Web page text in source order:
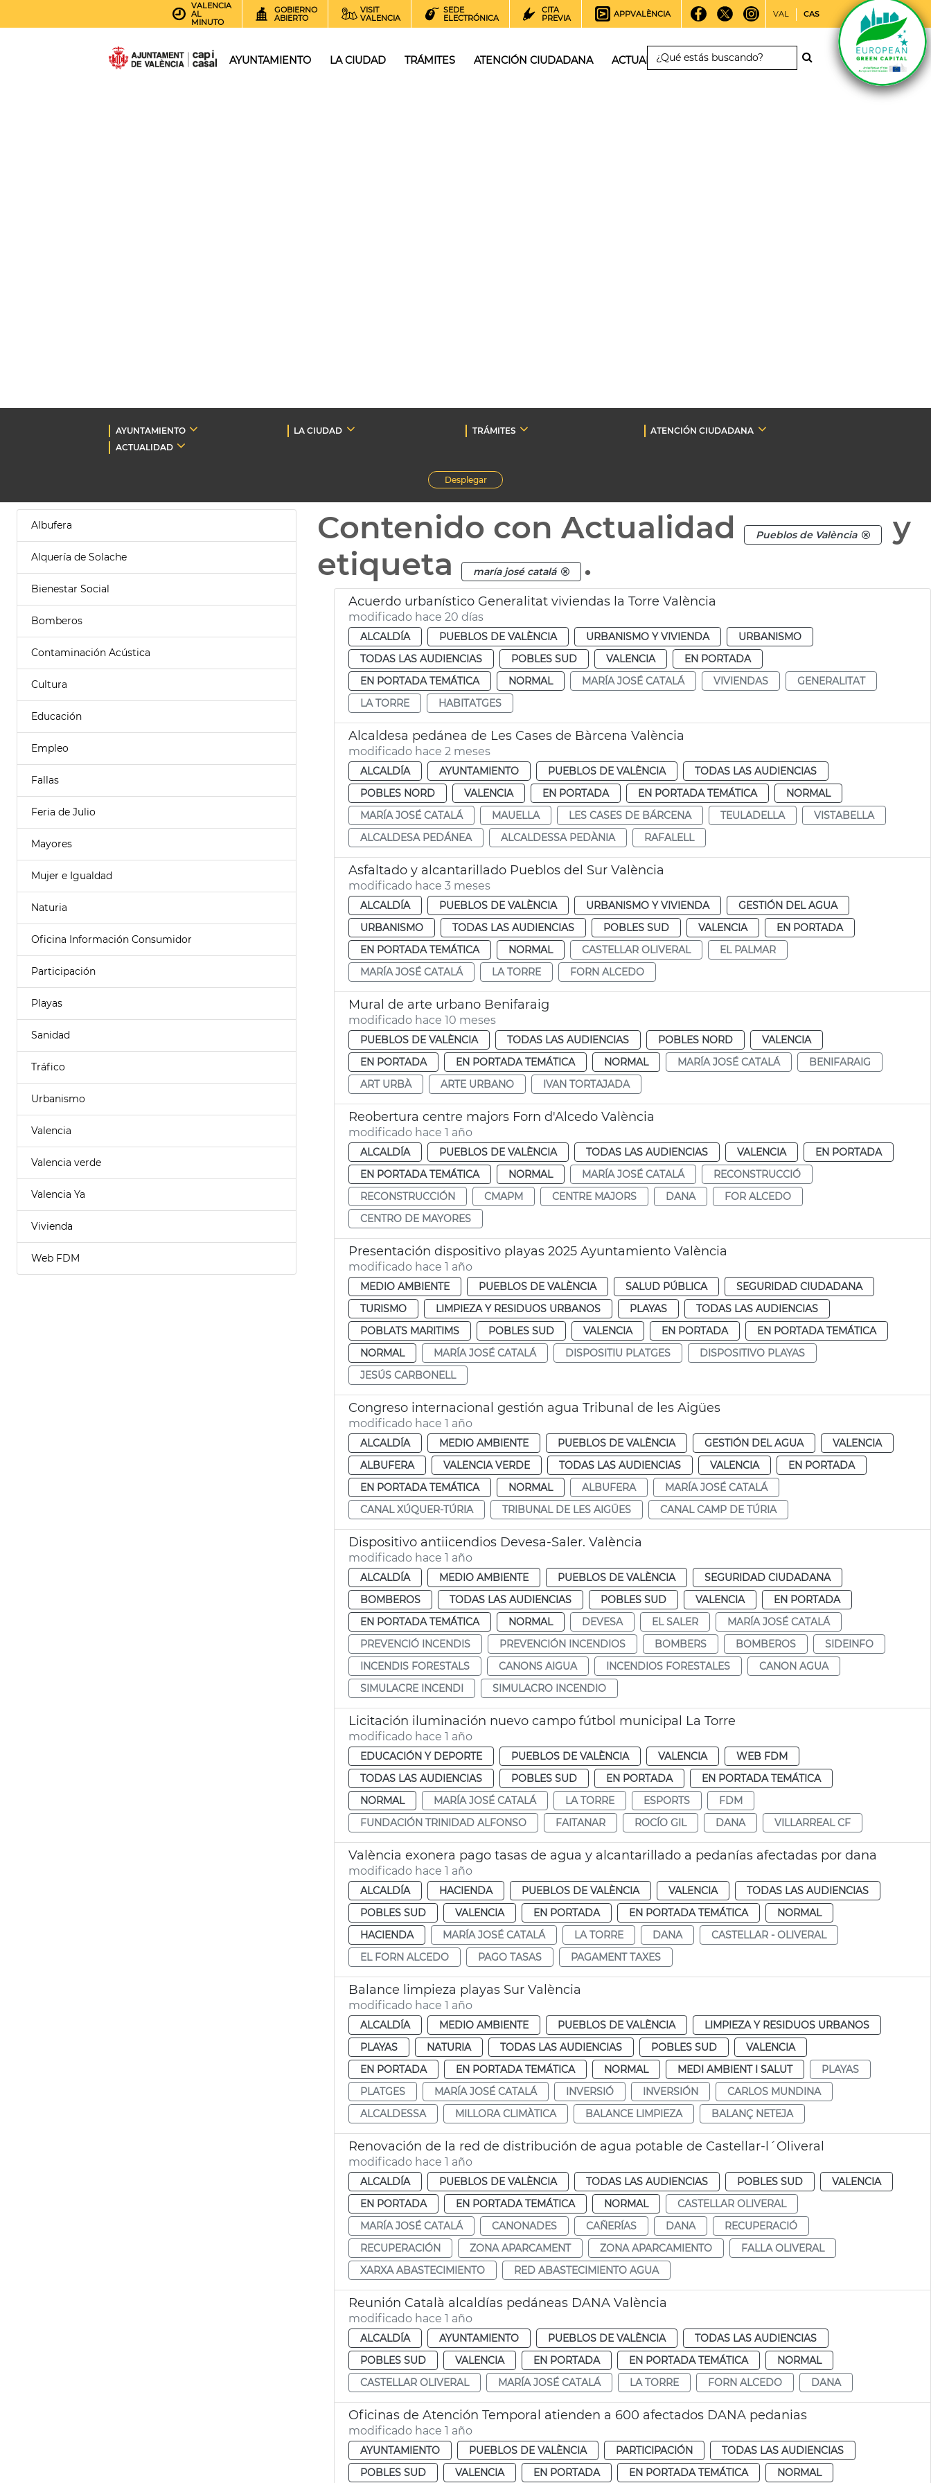
VALENCIA
AL
MINUTO
GOBIERNO
ABIERTO
VISIT
VALENCIA
SEDE
ELECTRÓNICA
CITA
PREVIA
APPVALÈNCIA VAL CAS
AYUNTAMIENTO LA CIUDAD TRÁMITES ATENCIÓN CIUDADANA ACTUALIDAD
AYUNTAMIENTO LA CIUDAD TRÁMITES
ATENCIÓN CIUDADANA
ACTUALIDAD
Desplegar
Albufera
Alquería de Solache
Bienestar Social
Bomberos
Contaminación Acústica
Cultura
Educación
Empleo
Fallas
Feria de Julio
Mayores
Mujer e Igualdad
Naturia
Oficina Información Consumidor
Participación
Playas
Sanidad
Tráfico
Urbanismo
Valencia
Valencia verde
Valencia Ya
Vivienda
Web FDM
Contenido con Actualidad Pueblos de València
y
etiqueta
maría josé catalá .
Acuerdo urbanístico Generalitat viviendas la Torre València
modificado hace 20 días
ALCALDÍA PUEBLOS DE VALÈNCIA URBANISMO Y VIVIENDA
URBANISMO
TODAS LAS AUDIENCIAS
POBLES SUD VALENCIA
EN PORTADA
EN PORTADA TEMÁTICA
NORMAL MARÍA JOSÉ CATALÁ VIVIENDAS
GENERALITAT
LA TORRE
HABITATGES
Alcaldesa pedánea de Les Cases de Bàrcena València
modificado hace 2 meses
ALCALDÍA AYUNTAMIENTO PUEBLOS DE VALÈNCIA
TODAS LAS AUDIENCIAS
POBLES NORD
VALENCIA EN PORTADA EN PORTADA TEMÁTICA
NORMAL
MARÍA JOSÉ CATALÁ
MAUELLA LES CASES DE BÁRCENA TEULADELLA
VISTABELLA
ALCALDESA PEDÁNEA
ALCALDESSA PEDÀNIA RAFALELL
Asfaltado y alcantarillado Pueblos del Sur València
modificado hace 3 meses
ALCALDÍA PUEBLOS DE VALÈNCIA URBANISMO Y VIVIENDA
GESTIÓN DEL AGUA
URBANISMO
TODAS LAS AUDIENCIAS POBLES SUD VALENCIA
EN PORTADA
EN PORTADA TEMÁTICA
NORMAL CASTELLAR OLIVERAL
EL PALMAR
MARÍA JOSÉ CATALÁ
LA TORRE FORN ALCEDO
Mural de arte urbano Benifaraig
modificado hace 10 meses
PUEBLOS DE VALÈNCIA TODAS LAS AUDIENCIAS POBLES NORD
VALENCIA
EN PORTADA
EN PORTADA TEMÁTICA NORMAL MARÍA JOSÉ CATALÁ
BENIFARAIG
ART URBÀ
ARTE URBANO IVAN TORTAJADA
Reobertura centre majors Forn d'Alcedo València
modificado hace 1 año
ALCALDÍA PUEBLOS DE VALÈNCIA TODAS LAS AUDIENCIAS VALENCIA
EN PORTADA
EN PORTADA TEMÁTICA
NORMAL MARÍA JOSÉ CATALÁ
RECONSTRUCCIÓ
RECONSTRUCCIÓN
CMAPM CENTRE MAJORS DANA
FOR ALCEDO
CENTRO DE MAYORES
Presentación dispositivo playas 2025 Ayuntamiento València
modificado hace 1 año
MEDIO AMBIENTE PUEBLOS DE VALÈNCIA SALUD PÚBLICA
SEGURIDAD CIUDADANA
TURISMO
LIMPIEZA Y RESIDUOS URBANOS PLAYAS
TODAS LAS AUDIENCIAS
POBLATS MARITIMS
POBLES SUD VALENCIA EN PORTADA
EN PORTADA TEMÁTICA
NORMAL
MARÍA JOSÉ CATALÁ DISPOSITIU PLATGES
DISPOSITIVO PLAYAS
JESÚS CARBONELL
Congreso internacional gestión agua Tribunal de les Aigües
modificado hace 1 año
ALCALDÍA MEDIO AMBIENTE PUEBLOS DE VALÈNCIA GESTIÓN DEL AGUA
VALENCIA
ALBUFERA
VALENCIA VERDE TODAS LAS AUDIENCIAS VALENCIA
EN PORTADA
EN PORTADA TEMÁTICA
NORMAL ALBUFERA
MARÍA JOSÉ CATALÁ
CANAL XÚQUER-TÚRIA
TRIBUNAL DE LES AIGÜES CANAL CAMP DE TÚRIA
Dispositivo antiicendios Devesa-Saler. València
modificado hace 1 año
ALCALDÍA MEDIO AMBIENTE PUEBLOS DE VALÈNCIA
SEGURIDAD CIUDADANA
BOMBEROS
TODAS LAS AUDIENCIAS POBLES SUD VALENCIA
EN PORTADA
EN PORTADA TEMÁTICA
NORMAL DEVESA EL SALER
MARÍA JOSÉ CATALÁ
PREVENCIÓ INCENDIS
PREVENCIÓN INCENDIOS BOMBERS BOMBEROS
SIDEINFO
INCENDIS FORESTALS
CANONS AIGUA INCENDIOS FORESTALES
CANON AGUA
SIMULACRE INCENDI
SIMULACRO INCENDIO
Licitación iluminación nuevo campo fútbol municipal La Torre
modificado hace 1 año
EDUCACIÓN Y DEPORTE PUEBLOS DE VALÈNCIA VALENCIA
WEB FDM
TODAS LAS AUDIENCIAS
POBLES SUD EN PORTADA
EN PORTADA TEMÁTICA
NORMAL
MARÍA JOSÉ CATALÁ LA TORRE ESPORTS
FDM
FUNDACIÓN TRINIDAD ALFONSO
FAITANAR ROCÍO GIL DANA VILLARREAL CF
València exonera pago tasas de agua y alcantarillado a pedanías afectadas por dana
modificado hace 1 año
ALCALDÍA HACIENDA PUEBLOS DE VALÈNCIA VALENCIA
TODAS LAS AUDIENCIAS
POBLES SUD
VALENCIA EN PORTADA EN PORTADA TEMÁTICA
NORMAL
HACIENDA
MARÍA JOSÉ CATALÁ LA TORRE DANA
CASTELLAR - OLIVERAL
EL FORN ALCEDO
PAGO TASAS PAGAMENT TAXES
Balance limpieza playas Sur València
modificado hace 1 año
ALCALDÍA MEDIO AMBIENTE PUEBLOS DE VALÈNCIA
LIMPIEZA Y RESIDUOS URBANOS
PLAYAS
NATURIA TODAS LAS AUDIENCIAS POBLES SUD
VALENCIA
EN PORTADA
EN PORTADA TEMÁTICA NORMAL MEDI AMBIENT I SALUT
PLAYAS
PLATGES
MARÍA JOSÉ CATALÁ INVERSIÓ INVERSIÓN
CARLOS MUNDINA
ALCALDESSA
MILLORA CLIMÀTICA BALANCE LIMPIEZA BALANÇ NETEJA
Renovación de la red de distribución de agua potable de Castellar-l´Oliveral
modificado hace 1 año
ALCALDÍA PUEBLOS DE VALÈNCIA TODAS LAS AUDIENCIAS POBLES SUD
VALENCIA
EN PORTADA
EN PORTADA TEMÁTICA NORMAL
CASTELLAR OLIVERAL
MARÍA JOSÉ CATALÁ
CANONADES CAÑERÍAS DANA
RECUPERACIÓ
RECUPERACIÓN
ZONA APARCAMENT ZONA APARCAMIENTO
FALLA OLIVERAL
XARXA ABASTECIMIENTO
RED ABASTECIMIENTO AGUA
Reunión Català alcaldías pedáneas DANA València
modificado hace 1 año
ALCALDÍA AYUNTAMIENTO PUEBLOS DE VALÈNCIA
TODAS LAS AUDIENCIAS
POBLES SUD
VALENCIA EN PORTADA EN PORTADA TEMÁTICA
NORMAL
CASTELLAR OLIVERAL
MARÍA JOSÉ CATALÁ LA TORRE FORN ALCEDO DANA
Oficinas de Atención Temporal atienden a 600 afectados DANA pedanias
modificado hace 1 año
AYUNTAMIENTO PUEBLOS DE VALÈNCIA PARTICIPACIÓN
TODAS LAS AUDIENCIAS
POBLES SUD
VALENCIA EN PORTADA EN PORTADA TEMÁTICA NORMAL